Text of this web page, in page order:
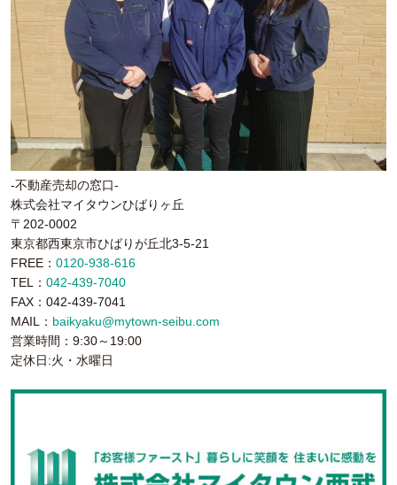
-不動産売却の窓口-
株式会社マイタウンひばりヶ丘
〒202-0002
東京都西東京市ひばりが丘北3-5-21
FREE： 0120-938-616
TEL： 042-439-7040
FAX：042-439-7041
MAIL： baikyaku@mytown-seibu.com
営業時間：9:30～19:00
定休日:火・水曜日